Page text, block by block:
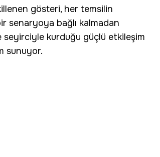
gösteri, her temsilin
senaryoya bağlı kalmadan
seyirciyle kurduğu güçlü etkileşim
sunuyor.